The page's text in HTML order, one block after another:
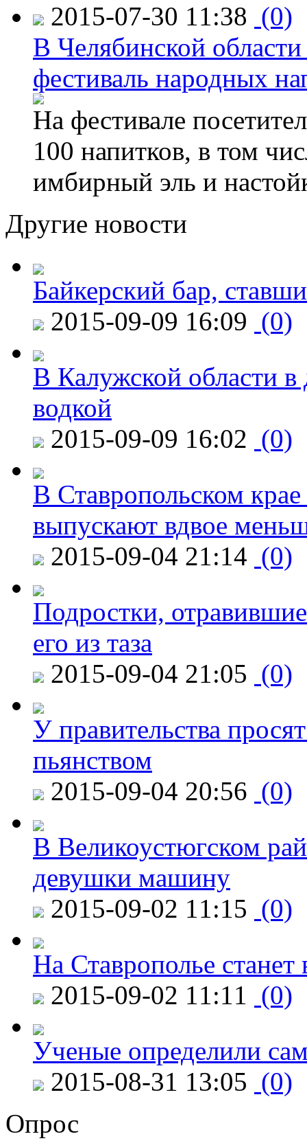
2015-07-30 11:38 (0)
В Челябинской
фестиваль народных
На фестивале
100 напитков, в том
имбирный эль и
Другие новости
Байкерский бар,
2015-09-09 16:09 (0)
В Калужской области в
водкой
2015-09-09 16:02 (0)
В Ставропольском
выпускают вдвое
2015-09-04 21:14 (0)
Подростки,
его из таза
2015-09-04 21:05 (0)
У правительства
пьянством
2015-09-04 20:56 (0)
В Великоустюгском
девушки машину
2015-09-02 11:15 (0)
На Ставрополье
2015-09-02 11:11 (0)
Ученые определили
2015-08-31 13:05 (0)
Опрос